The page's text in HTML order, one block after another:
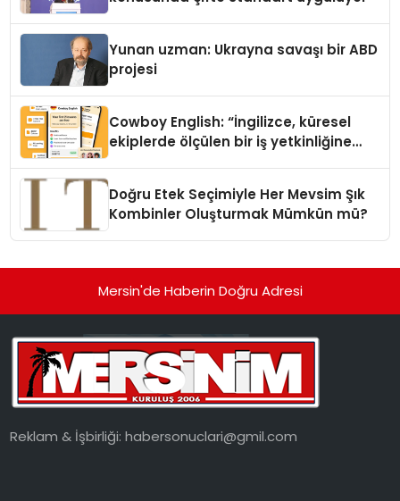
Yunan uzman: Ukrayna savaşı bir ABD
projesi
Cowboy English: “İngilizce, küresel
ekiplerde ölçülen bir iş yetkinliğine
Doğru Etek Seçimiyle Her Mevsim Şık
Kombinler Oluşturmak Mümkün mü?
Mersin'de Haberin Doğru Adresi
Reklam & İşbirliği:habersonuclari@gmil.com